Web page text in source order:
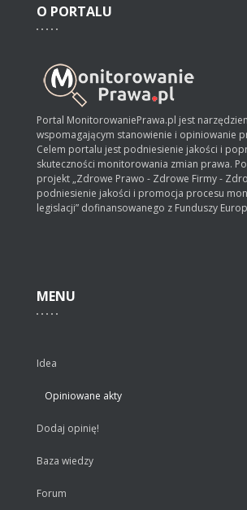
O PORTALU
Portal MonitorowaniePrawa.pl jest
wspomagającym stanowienie i opiniowanie
Celem portalu jest podniesienie jakości i
skuteczności monitorowania zmian prawa.
projekt „Zdrowe Prawo - Zdrowe Firmy -
podniesienie jakości i promocja procesu
legislacji” dofinansowanego z Funduszy
MENU
Idea
Opiniowane akty
Dodaj opinię!
Baza wiedzy
Forum